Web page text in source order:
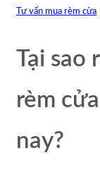
Tư vấn mua rèm cửa
Tại
rèm
nay?